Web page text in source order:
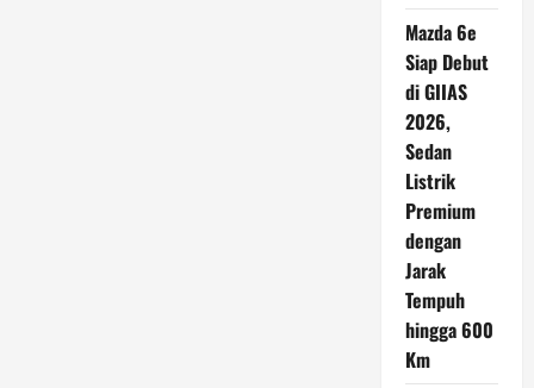
Mazda 6e
Siap Debut
di GIIAS
2026,
Sedan
Listrik
Premium
dengan
Jarak
Tempuh
hingga 600
Km